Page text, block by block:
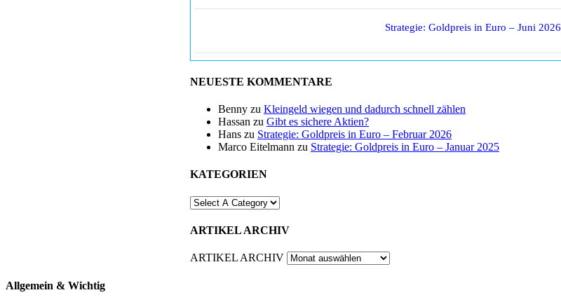
Strategie: Goldpreis in Euro – Juni 2026
NEUESTE KOMMENTARE
Benny zu Kleingeld wiegen und dadurch schnell zählen
Hassan zu Gibt es sichere Aktien?
Hans zu Strategie: Goldpreis in Euro – Februar 2026
Marco Eitelmann zu Strategie: Goldpreis in Euro – Januar 2025
KATEGORIEN
ARTIKEL ARCHIV
ARTIKEL ARCHIV
Allgemein & Wichtig